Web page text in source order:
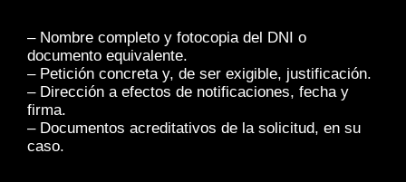
– Nombre completo y fotocopia del DNI o
documento equivalente.
– Petición concreta y, de ser exigible, justificación.
– Dirección a efectos de notificaciones, fecha y
firma.
– Documentos acreditativos de la solicitud, en su
caso.